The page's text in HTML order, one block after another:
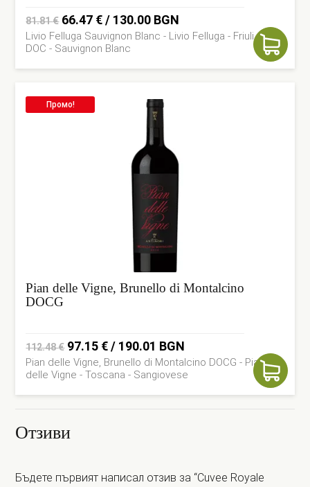
81.81€ Original
price
was:
81.81 €.
66.47 € / 130.00 BGN
price
66.47 €.
Livio Felluga Sauvignon Blanc - Livio Felluga - Friuli Collio
DOC - Sauvignon Blanc
Промо!
Pian delle Vigne, Brunello di Montalcino
DOCG
112.48€ Original
price
was:
112.48 €.
97.15 € / 190.01 BGN
price
is:
97.15 €.
Pian delle Vigne, Brunello di Montalcino DOCG - Pian
delle Vigne - Toscana - Sangiovese
Отзиви
Бъдете първият написал отзив за “Cuvee Royale